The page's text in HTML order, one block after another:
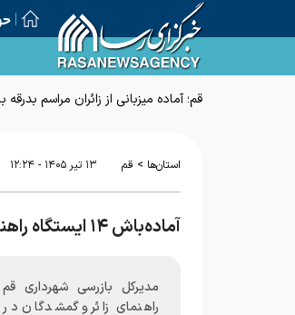
قم؛ آماده میزبانی از زائران مراسم
استان‌ها > قم ۱۳ تير ۱۴۰۵ - ۱۲:۲۴
آماده‌باش ۱۴ ایستگاه راهنمای زائر و گمشدگان در قم برای مراسم تشییع رهبر شهید
راهنمای زائر و گمشدگان در